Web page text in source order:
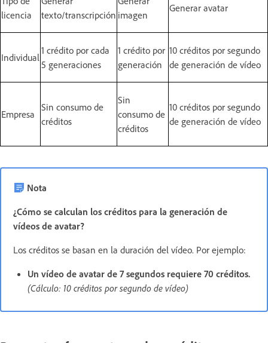
licencia
texto/transcripción imagen
Generar avatar
Individual
1 crédito por cada
5 generaciones
1 crédito por
generación
10 créditos por segundo
de generación de vídeo
Empresa
Sin consumo de
créditos
Sin
consumo de
créditos
10 créditos por segundo
de generación de vídeo
Nota
¿Cómo se calculan los créditos para la generación de
vídeos de avatar?
Los créditos se basan en la duración del vídeo. Por ejemplo:
Un vídeo de avatar de 7 segundos requiere 70 créditos.
(Cálculo: 10 créditos por segundo de vídeo)